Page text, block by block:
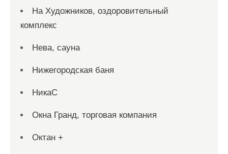
На Художников, оздоровительный
комплекс
Нева, сауна
Нижегородская баня
НикаС
Окна Гранд, торговая компания
Октан +